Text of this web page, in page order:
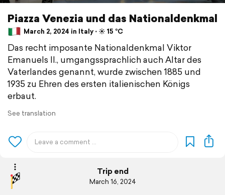
Piazza Venezia und das Nationaldenkmal
March 2, 2024 in Italy ⋅ ☀️ 15 °C
Das recht imposante Nationaldenkmal Viktor
Emanuels II., umgangssprachlich auch Altar des
Vaterlandes genannt, wurde zwischen 1885 und
1935 zu Ehren des ersten italienischen Königs
erbaut.
See translation
Trip end
March 16, 2024